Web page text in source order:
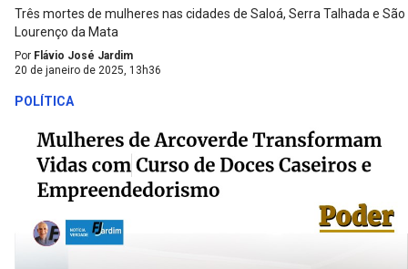
Três mortes de mulheres nas cidades de Saloá, Serra Talhada e São
Lourenço da Mata
Por Flávio José Jardim
20 de janeiro de 2025, 13h36
POLÍTICA